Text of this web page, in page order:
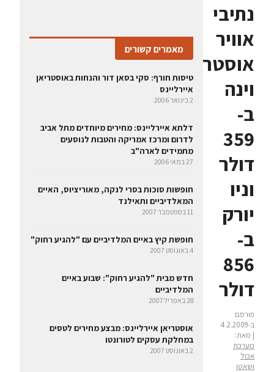
נתיבי
אוויר
אוסטריים:
וינה
ב-
359
דולר
וניו
יורק
ב-
856
דולר
פורסם
ב-4.2.2009
| מאת:
מערכת
אכול
ושאטו
מאמרים קשורים
טיסות חורף: סקי בסאן דור והנחות באוסטריאן
איירליינס
2 בינואר 2006
דלתא איירליינס: מחירים מיוחדים מתל אביב
לדרום ומרכז אמריקה והטבות לנוסעים
מתמידים לארה"ב
27 במאי 2006
חופשות סוכות בסרי לנקה, מאוריציוס, האיים
המאלדיביים ותאילנד
11 בספטמבר 2007
חופשת קיץ באיים המלדיביים עם "להגיע רחוק"
4 באוגוסט 2007
חדש מבית "להגיע רחוק": שבוע באיים
המלדיביים
28 באפריל 2007
אוסטריאן איירליינס: מבצע מחירים לטסים
במחלקת עסקים לטורונטו
2 באוגוסט 2007